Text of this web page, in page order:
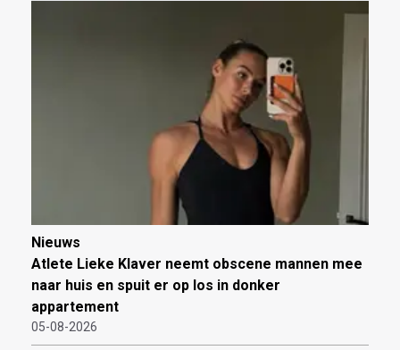
Nieuws
Atlete Lieke Klaver neemt obscene mannen mee
naar huis en spuit er op los in donker
appartement
05-08-2026